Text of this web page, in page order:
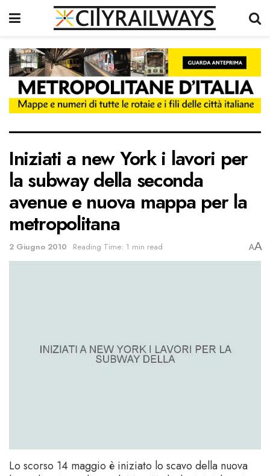
Iniziati a new York i lavori per
la subway della seconda
avenue e nuova mappa per la
metropolitana
2 Giugno 2010 Reading Time: 1 min read AA
Lo scorso 14 maggio è iniziato lo scavo della nuova